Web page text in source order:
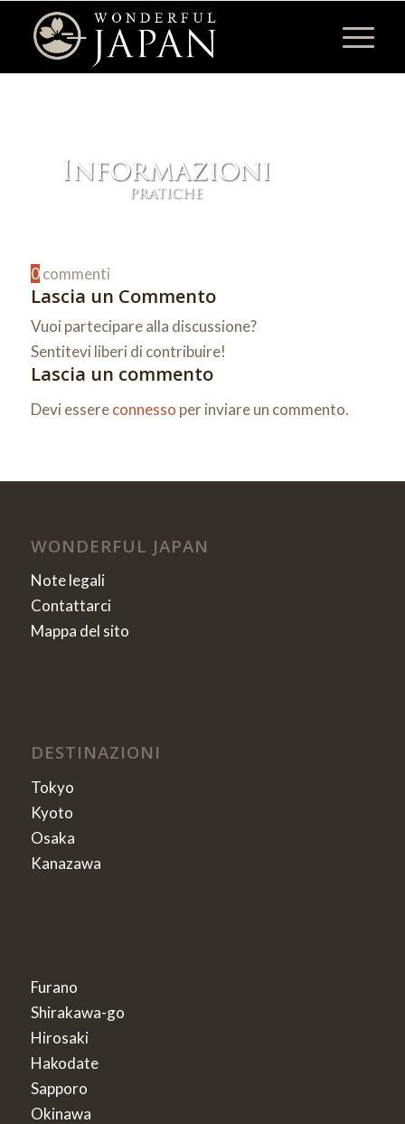
0 commenti
Lascia un Commento
Vuoi partecipare alla discussione?
Sentitevi liberi di contribuire!
Lascia un commento
Devi essereconnesso per inviare un commento.
WONDERFUL JAPAN
Note legali
Contattarci
Mappa del sito
DESTINAZIONI
Tokyo
Kyoto
Osaka
Kanazawa
Furano
Shirakawa-go
Hirosaki
Hakodate
Sapporo
Okinawa